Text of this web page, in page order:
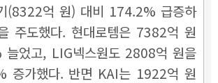
(8322억 원) 대비 174.2% 급증하
주도했다. 현대로템은 7382억 원
었고, LIG넥스원도 2808억 원을
증가했다. 반면 KAI는 1922억 원